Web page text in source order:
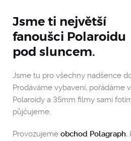
Jsme ti největší
fanoušci Polaroidu
pod sluncem.
Jsme tu pro všechny nadšence
Prodáváme vybavení, pořádáme
Polaroidy a 35mm filmy sami
půjčujeme.
Provozujeme obchod Polagraph,